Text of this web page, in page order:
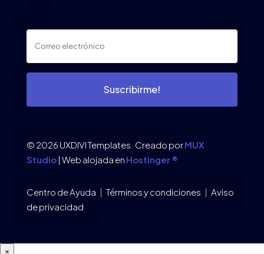
Suscribirme!
© 2026 UXDIVI Templates. Creado porMUX
Studio| Web alojada en Hostinger ®
Centro de Ayuda | Términos y condiciones | Aviso
de privacidad
×